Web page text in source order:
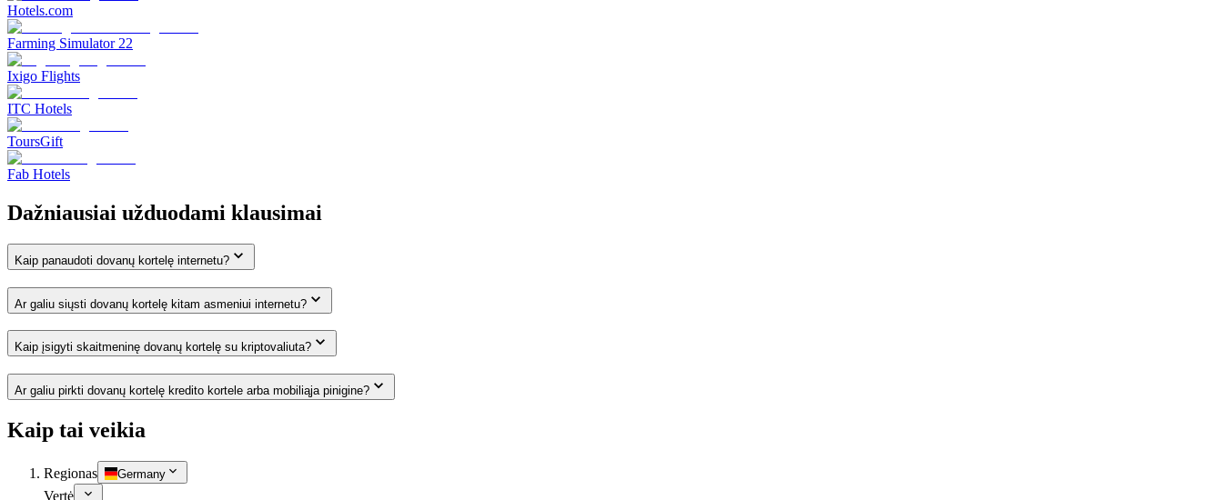
Hotels.com
Farming Simulator 22
Ixigo Flights
ITC Hotels
ToursGift
Fab Hotels
Dažniausiai užduodami klausimai
Kaip panaudoti dovanų kortelę internetu?
Ar galiu siųsti dovanų kortelę kitam asmeniui internetu?
Kaip įsigyti skaitmeninę dovanų kortelę su kriptovaliuta?
Ar galiu pirkti dovanų kortelę kredito kortele arba mobiliąja pinigine?
Kaip tai veikia
Regionas Germany
Vertė